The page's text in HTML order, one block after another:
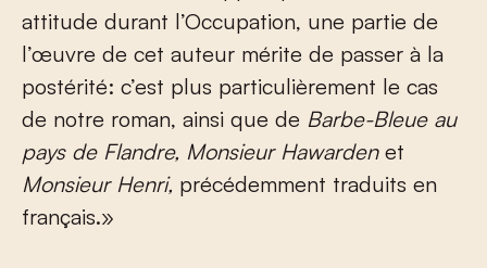
attitude durant l’Occupation, une partie de
l’œuvre de cet auteur mérite de passer à la
postérité: c’est plus particulièrement le cas
de notre roman, ainsi que de Barbe-Bleue au
pays de Flandre, Monsieur Hawarden et
Monsieur Henri, précédemment traduits en
français.»